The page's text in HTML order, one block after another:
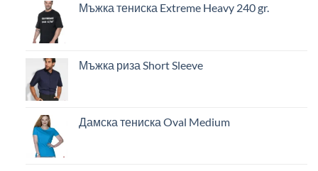
Мъжка тениска Extreme Heavy 240 gr.
Мъжка риза Short Sleeve
Дамска тениска Oval Medium